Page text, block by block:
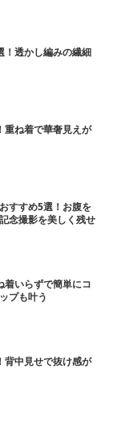
！透かし編みの繊細
重ね着で華奢見えが
すすめ5選！お腹を
念撮影を美しく残せ
着いらずで簡単にコ
プも叶う
背中見せで抜け感が